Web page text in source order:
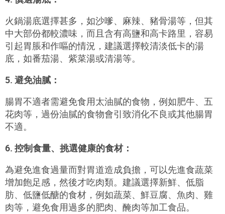
火鍋湯底選擇甚多，如沙嗲、麻辣、豬骨湯等，但其
中大部份都較濃味，而且含有高鹽和高卡路里，容易
引起胃脹和作嘔的情況，建議選擇較清淡低卡的湯
底，如番茄湯、紫菜湯或清湯等。
5. 避免油膩：
腸胃不適者需避免食用太油膩的食物，例如肥牛、五
花肉等，過份油膩的食物會引致消化不良或其他腸胃
不適。
6. 控制食量、挑選健康的食材：
為避免進食過量而對胃道造成負擔，可以先進食蔬菜
增加飽足感，然後才吃肉類。建議選擇新鮮、低脂
肪、低鹽低醣的食材，例如蔬菜、鮮豆腐、魚肉、雞
肉等，避免食用過多的肥肉、醃肉等加工食品。